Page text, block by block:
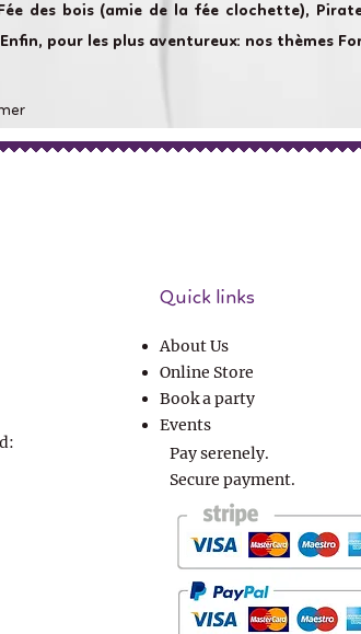
des bois (amie de la fée clochette),
pour les plus aventureux: nos thèmes
Quick links
About Us
Online Store
Book a party
Events
Pay serenely.
Secure payment.